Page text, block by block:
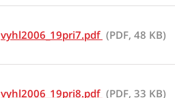
vyhl2006_19pri7.pdf (PDF, 48 KB)
vyhl2006_19pri8.pdf (PDF, 33 KB)